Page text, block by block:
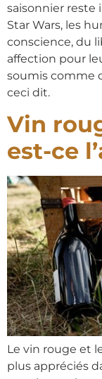
saisonnier reste
Star Wars, les
conscience, du
affection pour
soumis comme
ceci dit.
Vin
est-ce
Le vin rouge et
plus appréciés